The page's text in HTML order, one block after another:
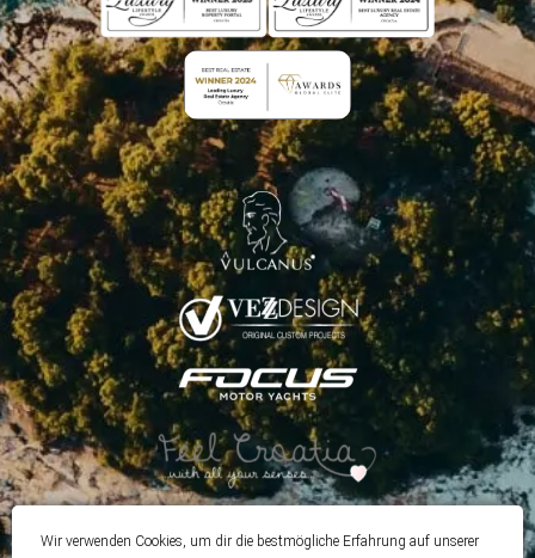
Wir verwenden Cookies, um dir die bestmögliche Erfahrung auf unserer